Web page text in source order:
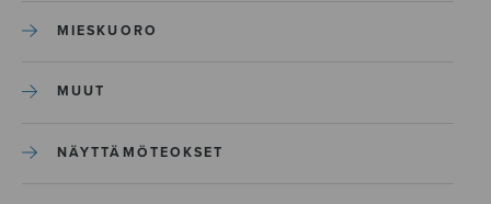
MIESKUORO
MUUT
NÄYTTÄMÖTEOKSET